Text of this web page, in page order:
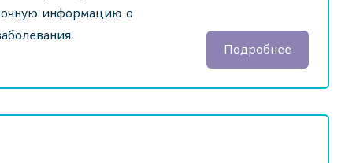
информацию о
Подробнее